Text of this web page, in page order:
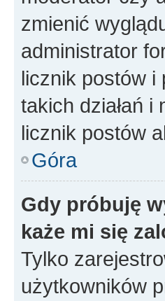
zmienić
administrator
licznik postów i
takich działań
licznik postów
Góra
Gdy próbuję
każe mi się
Tylko
użytkowników